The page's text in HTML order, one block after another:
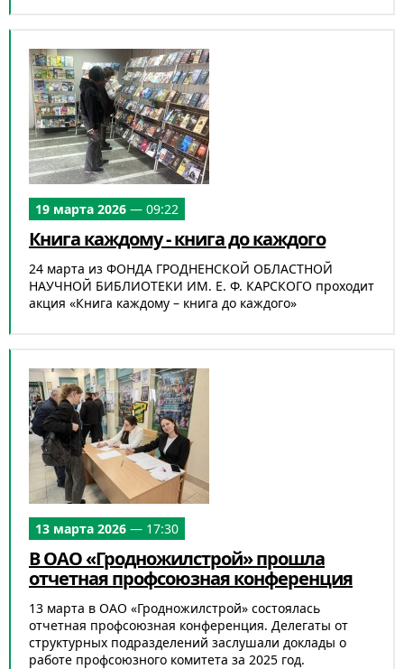
19 марта 2026 — 09:22
Книга каждому - книга до каждого
24 марта из ФОНДА ГРОДНЕНСКОЙ ОБЛАСТНОЙ
НАУЧНОЙ БИБЛИОТЕКИ ИМ. Е. Ф. КАРСКОГО проходит
акция «Книга каждому – книга до каждого»
13 марта 2026 — 17:30
В ОАО «Гродножилстрой» прошла
отчетная профсоюзная конференция
13 марта в ОАО «Гродножилстрой» состоялась
отчетная профсоюзная конференция. Делегаты от
структурных подразделений заслушали доклады о
работе профсоюзного комитета за 2025 год.